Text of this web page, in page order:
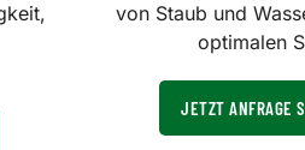
von Staub und
optimalen
JETZT ANFRAGE